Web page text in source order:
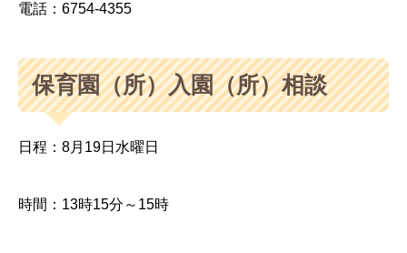
電話：6754-4355
保育園（所）入園（所）相談
日程：8月19日水曜日
時間：13時15分～15時